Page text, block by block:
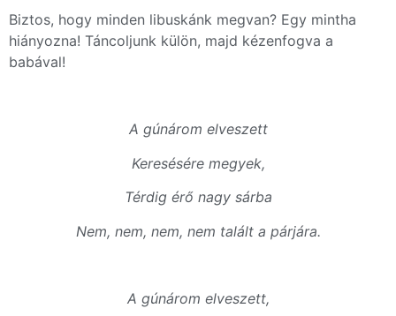
Biztos, hogy minden libuskánk megvan? Egy mintha
hiányozna! Táncoljunk külön, majd kézenfogva a
babával!
A gúnárom elveszett
Keresésére megyek,
Térdig érő nagy sárba
Nem, nem, nem, nem talált a párjára.
A gúnárom elveszett,